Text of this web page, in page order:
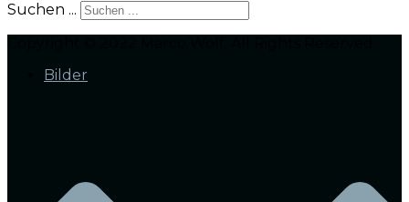
Suchen ...
Bilder